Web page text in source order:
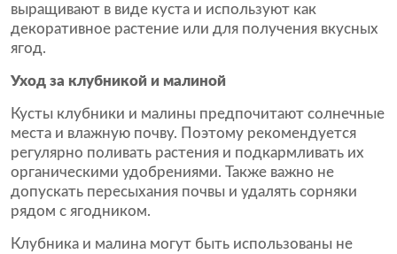
выращивают в виде куста и используют как
декоративное растение или для получения вкусных
ягод.
Уход за клубникой и малиной
Кусты клубники и малины предпочитают солнечные
места и влажную почву. Поэтому рекомендуется
регулярно поливать растения и подкармливать их
органическими удобрениями. Также важно не
допускать пересыхания почвы и удалять сорняки
рядом с ягодником.
Клубника и малина могут быть использованы не